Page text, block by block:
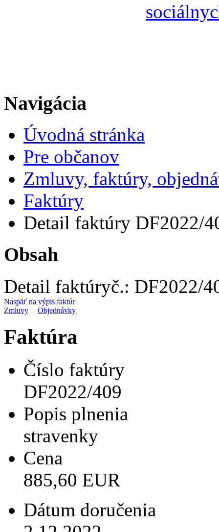
Navigácia
Úvodná stránka
Pre občanov
Zmluvy, faktúry,
Faktúry
Detail faktúry DF2022/
Obsah
Detail faktúryč.: DF2022/
Naspäť na výpis faktúr
Zmluvy | Objednávky
Faktúra
Číslo faktúry
DF2022/409
Popis plnenia
stravenky
Cena
885,60 EUR
Dátum doručenia